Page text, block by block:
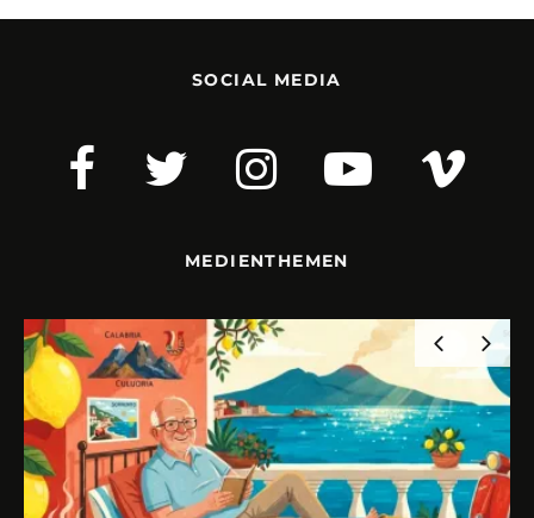
SOCIAL MEDIA
MEDIENTHEMEN